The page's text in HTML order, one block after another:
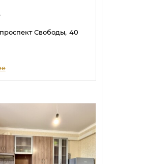
проспект Свободы, 40